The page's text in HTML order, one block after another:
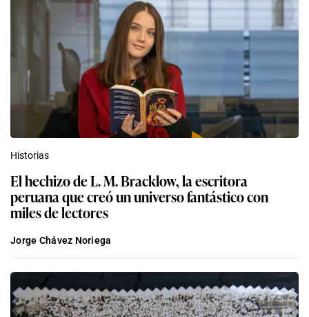
Historias
El hechizo de L. M. Bracklow, la escritora
peruana que creó un universo fantástico con
miles de lectores
Jorge Chávez Noriega